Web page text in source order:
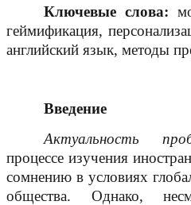
Ключевые слова:
геймификация,
английский язык, методы
Введение
Актуальность
процессе изучения
сомнению в условиях
общества. Однако,